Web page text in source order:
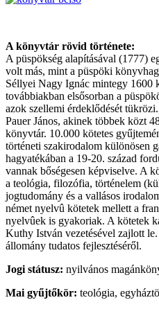
A könyvtár rövid története:
A püspökség alapításával (1777)
volt más, mint a püspöki
Séllyei Nagy Ignác mintegy 1600
továbbiakban elsősorban a
azok szellemi érdeklődését
Pauer János, akinek többek közt
könyvtár. 10.000 kötetes
történeti szakirodalom különösen
hagyatékában a 19-20. század
vannak bőségesen képviselve. A
a teológia, filozófia, történelem
jogtudomány és a vallásos
német nyelvû kötetek mellett a
nyelvûek is gyakoriak. A kötetek
Kuthy István vezetésével zajlott
állomány tudatos fejlesztéséről.
Jogi státusz: nyilvános
Mai gyűjtőkör: teológia,